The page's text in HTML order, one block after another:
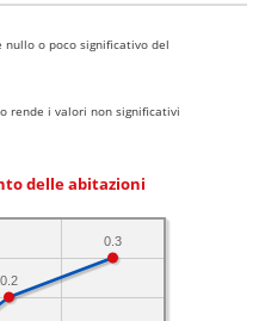
o poco significativo del
rende i valori non significativi
delle abitazioni
0.3
0.2